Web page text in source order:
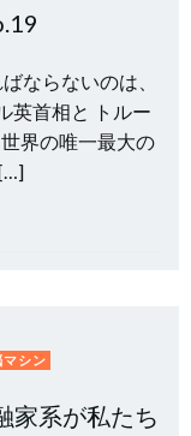
ならないのは、
英首相と トルー
界の唯一最大の
シン
家系が私たち